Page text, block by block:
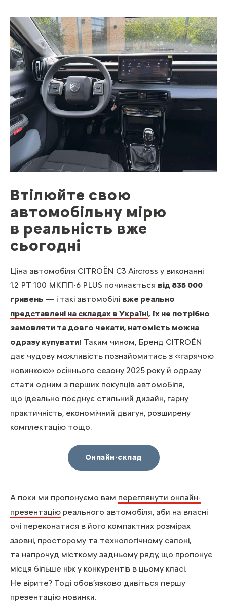
Втілюйте свою
автомобільну мірю
в реальність вже
сьогодні
Ціна автомобіля CITROЁN C3 Aircross у виконанні
1.2 PT 100 МКПП-6 PLUS починається від 835 000
гривень — і такі автомобілі вже реально
представлені на складах в Україні, їх не потрібно
замовляти та довго чекати, натомість можна
одразу купувати! Таким чином, Бренд CITROЁN
дає чудову можливість познайомитись з «гарячою
новинкою» осіннього сезону 2025 року й одразу
стати одним з перших покупців автомобіля,
що ідеально поєднує стильний дизайн, гарну
практичність, економічний двигун, розширену
комплектацію тощо.
Онлайн-склад
А поки ми пропонуємо вам переглянути онлайн-
презентацію реального автомобіля, аби на власні
очі переконатися в його компактних розмірах
ззовні, просторому та технологічному салоні,
та напрочуд місткому задньому ряду, що пропонує
місця більше ніж у конкурентів в цьому класі.
Не вірите? Тоді обов’язково дивіться першу
презентацію новинки.